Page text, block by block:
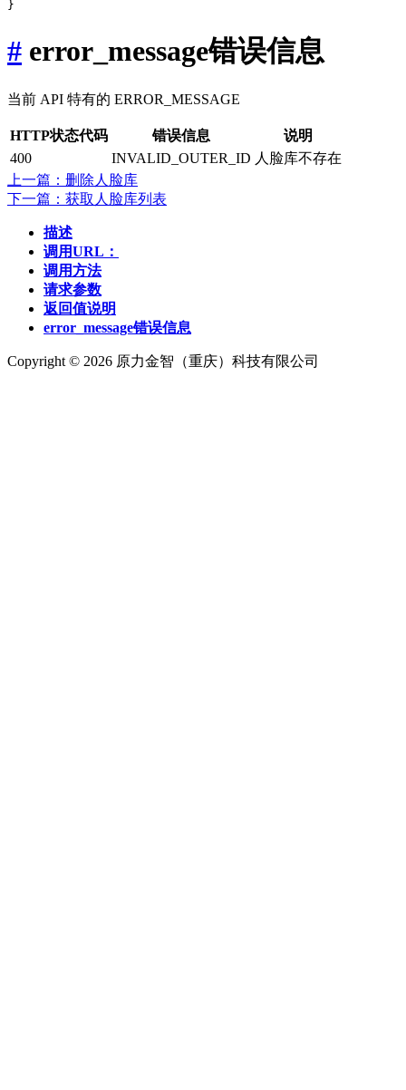
# error_message错误信息
当前 API 特有的 ERROR_MESSAGE
HTTP状态代码 错误信息
说明
400
INVALID_OUTER_ID 人脸库不存在
上一篇：删除人脸库
下一篇：获取人脸库列表
描述
调用URL：
调用方法
请求参数
返回值说明
error_message错误信息
Copyright © 2026 原力金智（重庆）科技有限公司